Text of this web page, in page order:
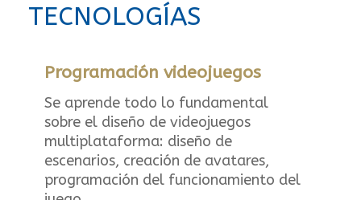
TECNOLOGÍAS
Programación videojuegos
Se aprende todo lo fundamental
sobre el diseño de videojuegos
multiplataforma: diseño de
escenarios, creación de avatares,
programación del funcionamiento del